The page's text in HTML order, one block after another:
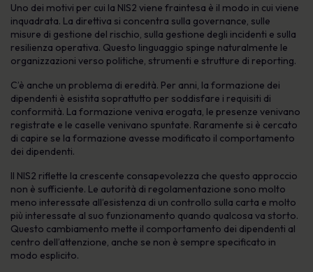
Uno dei motivi per cui la NIS2 viene fraintesa è il modo in cui viene
inquadrata. La direttiva si concentra sulla governance, sulle
misure di gestione del rischio, sulla gestione degli incidenti e sulla
resilienza operativa. Questo linguaggio spinge naturalmente le
organizzazioni verso politiche, strumenti e strutture di reporting.
C’è anche un problema di eredità. Per anni, la formazione dei
dipendenti è esistita soprattutto per soddisfare i requisiti di
conformità. La formazione veniva erogata, le presenze venivano
registrate e le caselle venivano spuntate. Raramente si è cercato
di capire se la formazione avesse modificato il comportamento
dei dipendenti.
Il NIS2 riflette la crescente consapevolezza che questo approccio
non è sufficiente. Le autorità di regolamentazione sono molto
meno interessate all’esistenza di un controllo sulla carta e molto
più interessate al suo funzionamento quando qualcosa va storto.
Questo cambiamento mette il comportamento dei dipendenti al
centro dell’attenzione, anche se non è sempre specificato in
modo esplicito.